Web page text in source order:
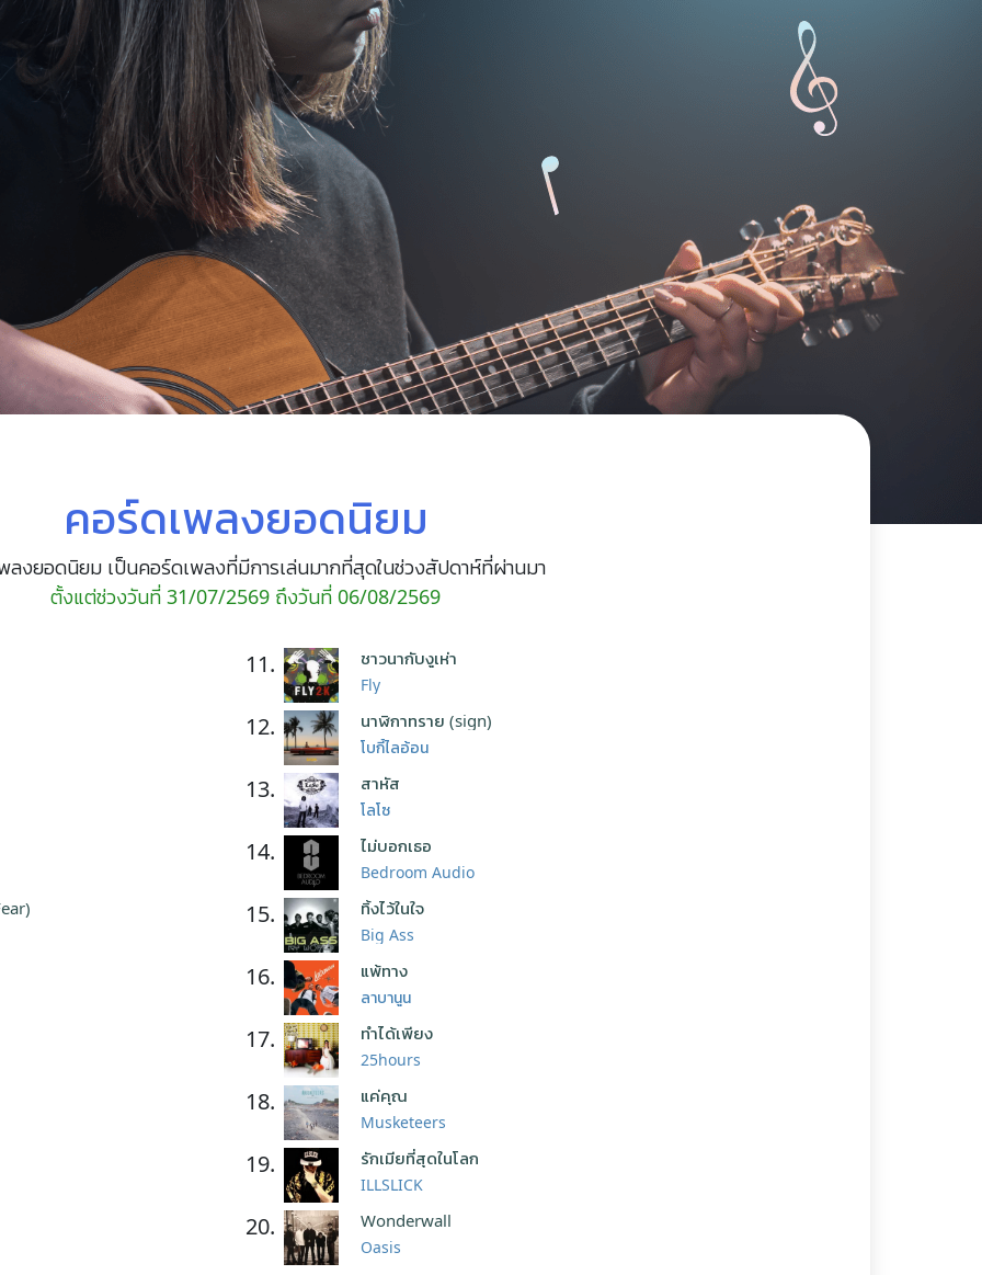
คอร์ดเพลงยอดนิยม
ลงยอดนิยม เป็นคอร์ดเพลงที่มีการเล่นมากที่สุดในช่วงสัปดาห์ที่ผ่านมา
ตั้งแต่ช่วงวันที่ 31/07/2569 ถึงวันที่ 06/08/2569
11. ชาวนากับงูเห่า
Fly
12. นาฬิกาทราย (sign)
โบกี้ไลอ้อน
13. สาหัส
โลโซ
14. ไม่บอกเธอ
Bedroom Audio
15. ทิ้งไว้ในใจ
Big Ass
16. แพ้ทาง
ลาบานูน
17. ทำได้เพียง
25hours
18. แค่คุณ
Musketeers
19. รักเมียที่สุดในโลก
ILLSLICK
20. Wonderwall
Oasis